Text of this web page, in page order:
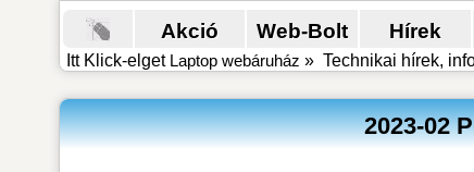
Akció Web-Bolt Hírek
Itt Klick-elget Laptop webáruház » Technikai hírek,
2023-02